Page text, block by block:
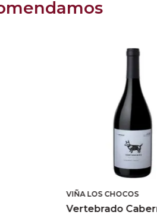
VIÑA LOS CHOCOS
Vertebrado